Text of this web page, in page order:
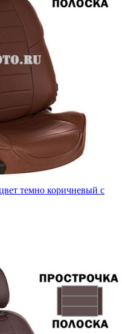
темно коричневый с